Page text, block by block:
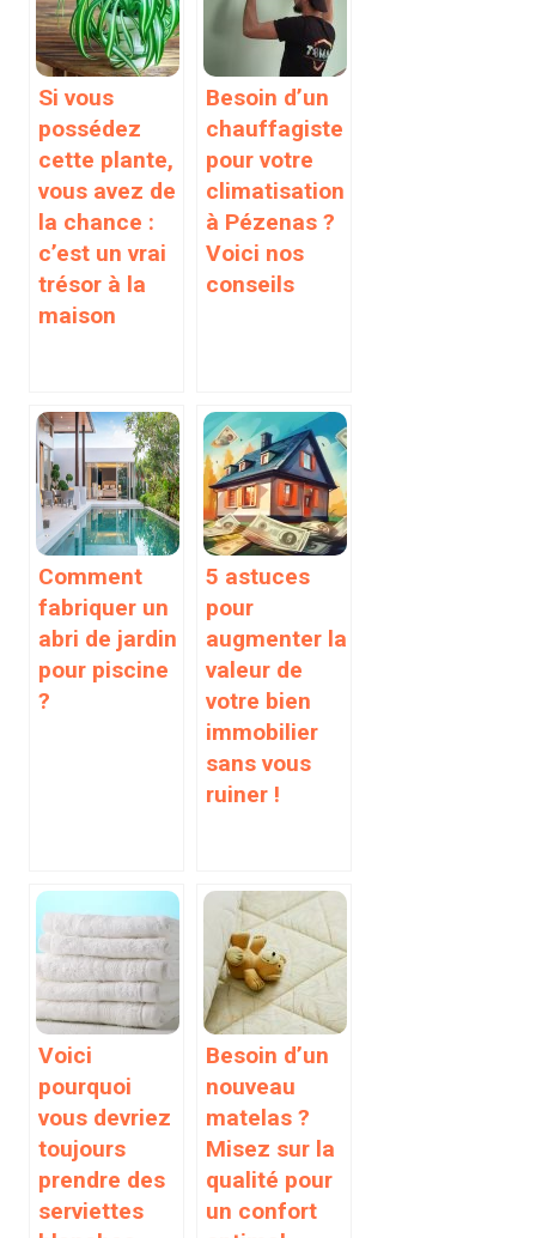
Si vous
possédez
cette plante,
vous avez de
la chance :
c’est un vrai
trésor à la
maison
Besoin d’un
chauffagiste
pour votre
climatisation
à Pézenas ?
Voici nos
conseils
Comment
fabriquer un
abri de jardin
pour piscine
?
5 astuces
pour
augmenter la
valeur de
votre bien
immobilier
sans vous
ruiner !
Voici
pourquoi
vous devriez
toujours
prendre des
serviettes
Besoin d’un
nouveau
matelas ?
Misez sur la
qualité pour
un confort